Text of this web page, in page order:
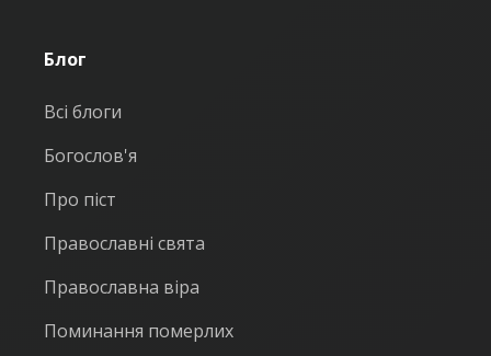
Блог
Всі блоги
Богослов'я
Про піст
Православні свята
Православна віра
Поминання померлих